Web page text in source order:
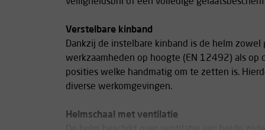
Verstelbare kinband
Dankzij de instelbare kinband is de helm zowel
werkzaamheden op hoogte (EN 12492) als op
posities welke handmatig om te zetten is.
diverse werkomgevingen.
Helmschaal met ventilatie